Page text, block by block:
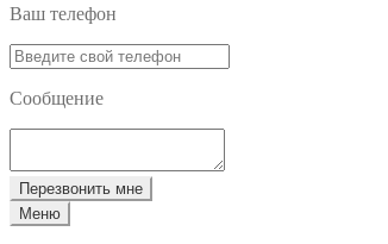
Ваш телефон
Сообщение
Перезвонить мне
Меню